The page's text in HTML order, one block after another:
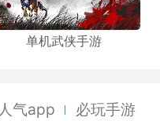
单机武侠手游
人气app 必玩手游